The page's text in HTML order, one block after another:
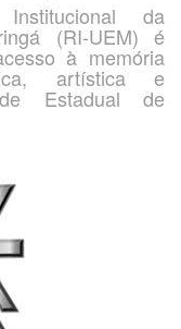
da
(RI-UEM) é
à memória
artística e
Estadual de